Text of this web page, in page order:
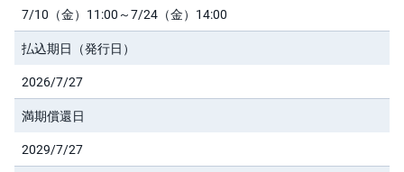
く
株
3
6
店
頭
F
D
7/10（金）11:00～7/24（金）14:00
払込期日（発行日）
2026/7/27
満期償還日
2029/7/27